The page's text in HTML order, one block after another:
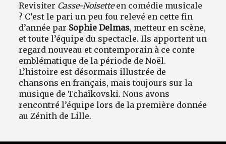
Revisiter Casse-Noisetteen comédie musicale
? C’est le pari un peu fou relevé en cette fin
d’année par Sophie Delmas, metteur en scène,
et toute l’équipe du spectacle. Ils apportent un
regard nouveau et contemporain à ce conte
emblématique de la période de Noël.
L’histoire est désormais illustrée de
chansons en français, mais toujours sur la
musique de Tchaïkovski. Nous avons
rencontré l’équipe lors de la première donnée
au Zénith de Lille.